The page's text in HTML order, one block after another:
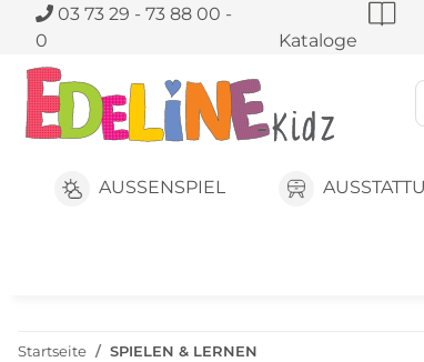
03 73 29 - 73 88 00 -
0
Kataloge
AUSSENSPIEL
Startseite SPIELEN & LERNEN